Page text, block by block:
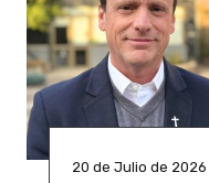
20 de Julio de 2026